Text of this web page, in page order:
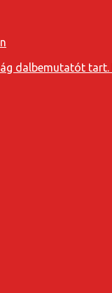
dalbemutatót tart.